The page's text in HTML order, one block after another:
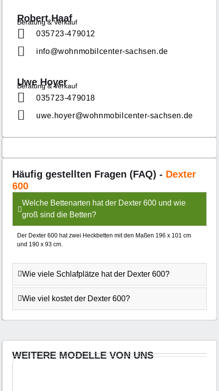
Robert Haaf
Beratung & Verkauf
035723-479012
info@wohnmobilcenter-sachsen.de
Uwe Hoyer
Beratung & Verkauf
035723-479018
uwe.hoyer@wohnmobilcenter-sachsen.de
Häufig gestellten Fragen (FAQ) - Dexter
600
Welche Bettenarten hat der Dexter 600 und wie
groß sind die Betten?
Der Dexter 600 hat zwei Heckbetten mit den Maßen 196 x 101 cm
und 190 x 93 cm.
Wie viele Schlafplätze hat der Dexter 600?
Wie viel kostet der Dexter 600?
WEITERE MODELLE VON UNS